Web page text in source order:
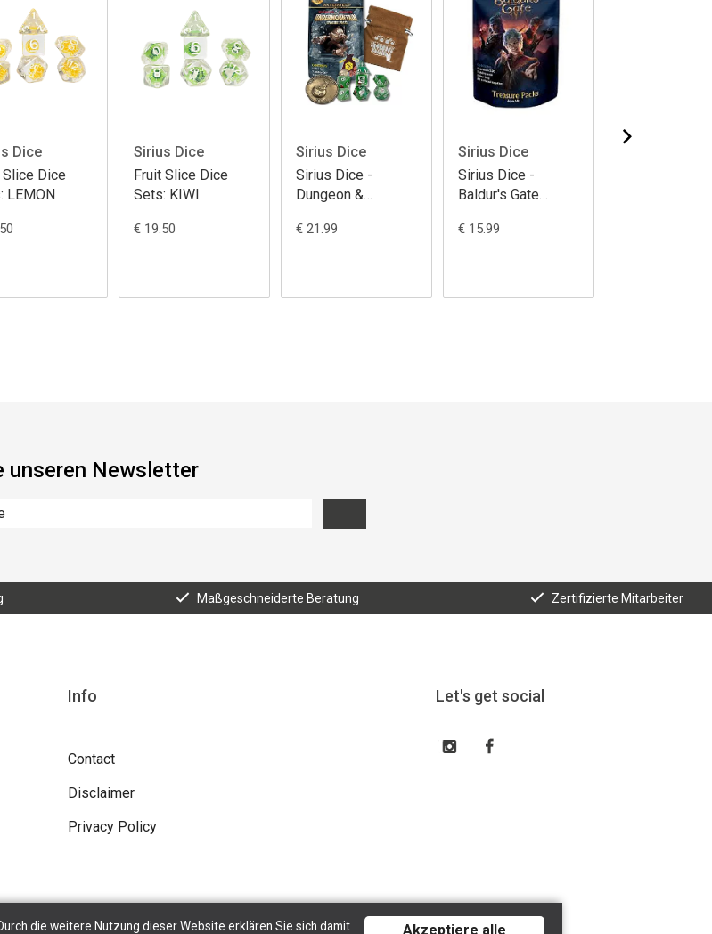
Dice
Slice Dice
LEMON
Sirius Dice
Fruit Slice Dice
Sets: KIWI
€ 19.50
Sirius Dice
Sirius Dice -
Dungeon &
Undermountain
€ 21.99
Sirius Dice
Sirius Dice -
Baldur's Gate
PDQ
€ 15.99
unseren Newsletter
Maßgeschneiderte Beratung Zertifizierte Mitarbeiter
Info
Contact
Disclaimer
Privacy Policy
Let's get social
die weitere Nutzung dieser Website erklären Sie sich damit Akzeptiere alle